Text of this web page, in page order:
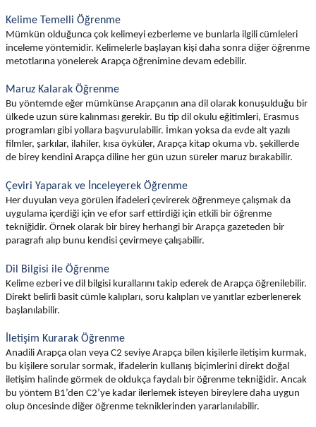
Kelime Temelli Öğrenme
Mümkün olduğunca çok kelimeyi ezberleme ve bunlarla ilgili cümleleri
inceleme yöntemidir. Kelimelerle başlayan kişi daha sonra diğer öğrenme
metotlarına yönelerek Arapça öğrenimine devam edebilir.
Maruz Kalarak Öğrenme
Bu yöntemde eğer mümkünse Arapçanın ana dil olarak konuşulduğu bir
ülkede uzun süre kalınması gerekir. Bu tip dil okulu eğitimleri, Erasmus
programları gibi yollara başvurulabilir. İmkan yoksa da evde alt yazılı
filmler, şarkılar, ilahiler, kısa öyküler, Arapça kitap okuma vb. şekillerde
de birey kendini Arapça diline her gün uzun süreler maruz bırakabilir.
Çeviri Yaparak ve İnceleyerek Öğrenme
Her duyulan veya görülen ifadeleri çevirerek öğrenmeye çalışmak da
uygulama içerdiği için ve efor sarf ettirdiği için etkili bir öğrenme
tekniğidir. Örnek olarak bir birey herhangi bir Arapça gazeteden bir
paragrafı alıp bunu kendisi çevirmeye çalışabilir.
Dil Bilgisi ile Öğrenme
Kelime ezberi ve dil bilgisi kurallarını takip ederek de Arapça öğrenilebilir.
Direkt belirli basit cümle kalıpları, soru kalıpları ve yanıtlar ezberlenerek
başlanılabilir.
İletişim Kurarak Öğrenme
Anadili Arapça olan veya C2 seviye Arapça bilen kişilerle iletişim kurmak,
bu kişilere sorular sormak, ifadelerin kullanış biçimlerini direkt doğal
iletişim halinde görmek de oldukça faydalı bir öğrenme tekniğidir. Ancak
bu yöntem B1’den C2’ye kadar ilerlemek isteyen bireylere daha uygun
olup öncesinde diğer öğrenme tekniklerinden yararlanılabilir.